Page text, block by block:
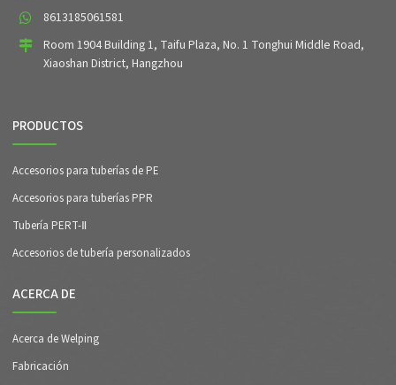
8613185061581
Room 1904 Building 1, Taifu Plaza, No. 1 Tonghui Middle Road,
Xiaoshan District, Hangzhou
PRODUCTOS
Accesorios para tuberías de PE
Accesorios para tuberías PPR
Tubería PERT-Ⅱ
Accesorios de tubería personalizados
ACERCA DE
Acerca de Welping
Fabricación